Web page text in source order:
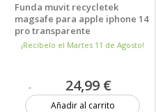
Funda muvit recycletek
magsafe para apple iphone 14
pro transparente
¡Recíbelo el Martes 11 de Agosto!
24,99 €
Añadir al carrito